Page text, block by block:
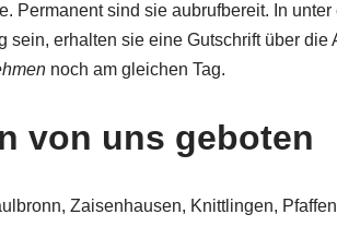
Permanent sind sie aubrufbereit. In
erhalten sie eine Gutschrift über die
noch am gleichen Tag.
von uns geboten
Zaisenhausen, Knittlingen,